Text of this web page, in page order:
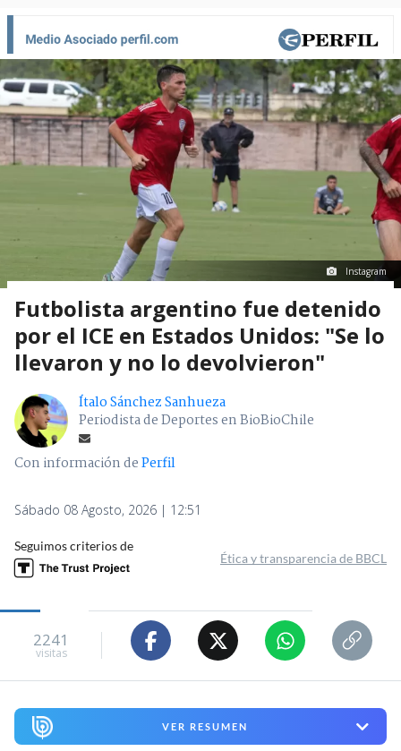
Instagram
Futbolista argentino fue detenido
por el ICE en Estados Unidos: "Se lo
llevaron y no lo devolvieron"
Ítalo Sánchez Sanhueza
Periodista de Deportes en BioBioChile
Con información dePerfil
Sábado 08 Agosto, 2026 | 12:51
Seguimos criterios de
Ética y transparencia de BBCL
2241
visitas
VER RESUMEN